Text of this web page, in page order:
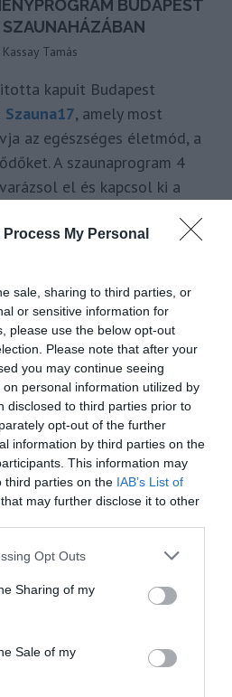
Process My Personal
sale, sharing to third parties, or
or sensitive information for
please use the below opt-out
Please note that after your
you may continue seeing
personal information utilized by
disclosed to third parties prior to
opt-out of the further
information by third parties on the
This information may
third parties on the IAB’s List of
that may further disclose it to other
app uses one or more Google
behaviour. You may click to
and its third-party tags to
purposes in below Google
Opt Outs
Sharing of my
Sale of my
BUDAPEST
Kassay Tamás
kapuit Budapest
Szauna17, amely most
az egészséges életmód, a
A szaunaprogram 4
el és kapcsol ki a
HÉTVÉGÉJE 2023-AS
HELYSZÍNEI